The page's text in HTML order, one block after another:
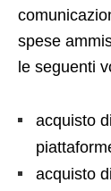
spese
le seguenti
acquisto
acquisto